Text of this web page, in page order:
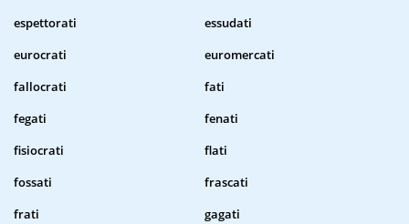
espettorati
essudati
eurocrati
euromercati
fallocrati
fati
fegati
fenati
fisiocrati
flati
fossati
frascati
frati
gagati